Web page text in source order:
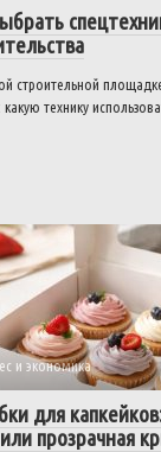
строительной
технику
и экономика
для
прозрачная